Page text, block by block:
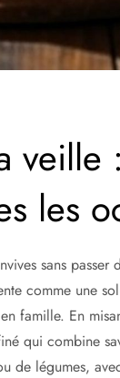
veille
les
sans
comme une
famille. En
qui combine
de légumes,